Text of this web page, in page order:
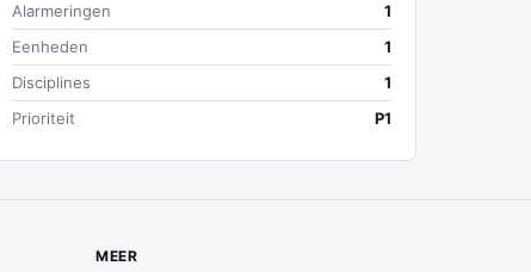
Alarmeringen
1
Eenheden
1
Disciplines
1
Prioriteit
P1
MEER